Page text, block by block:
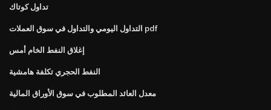
تداول كوتاك
التداول اليومي والتداول في سوق العملات pdf
إغلاق النفط الخام أمس
النفط الحجري تكلفة هامشية
معدل العائد المطلوب في سوق الأوراق المالية